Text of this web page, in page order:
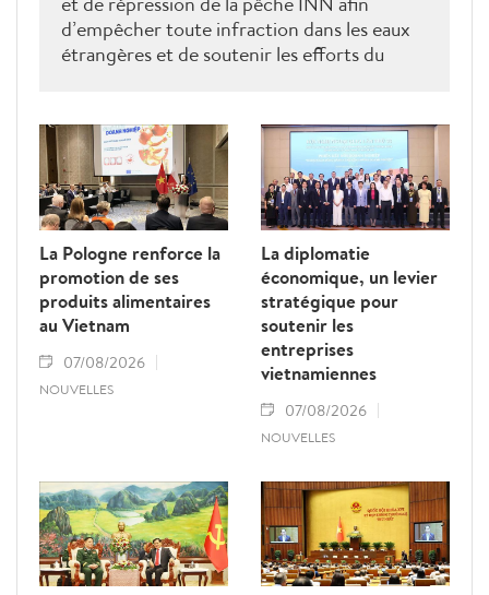
d’empêcher toute infraction dans les eaux
étrangères et de soutenir les efforts du
La Pologne renforce la
promotion de ses
produits alimentaires
au Vietnam
07/08/2026
NOUVELLES
La diplomatie
économique, un levier
stratégique pour
soutenir les
entreprises
vietnamiennes
07/08/2026
NOUVELLES